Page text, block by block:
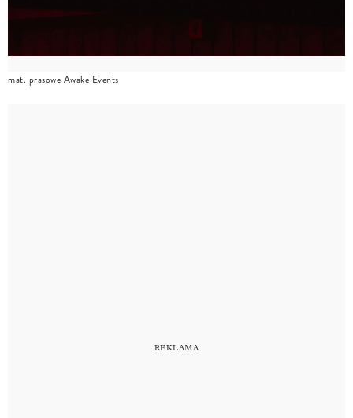
mat. prasowe Awake Events